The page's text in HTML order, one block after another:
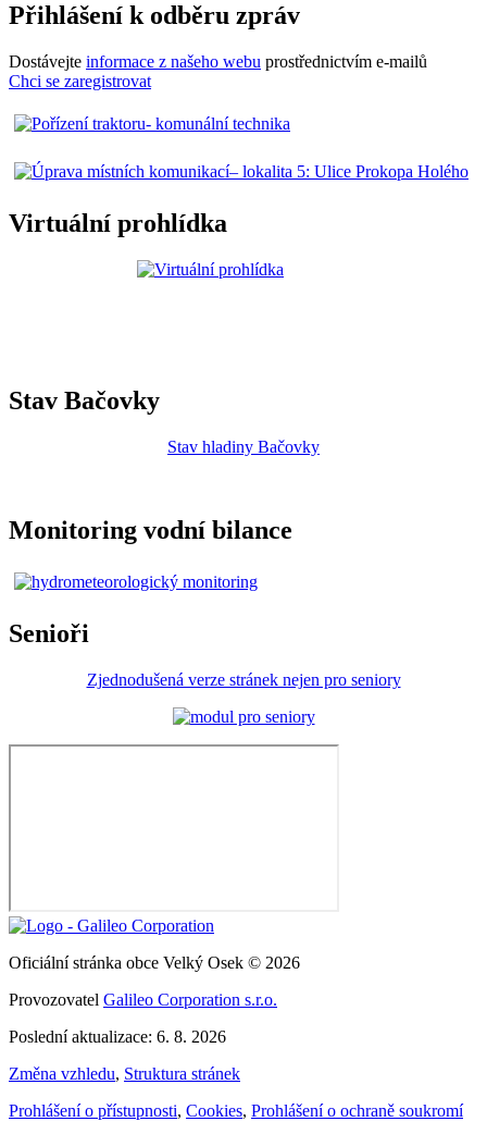
Přihlášení k odběru zpráv
Dostávejte informace z našeho webu prostřednictvím e-mailů
Chci se zaregistrovat
Virtuální prohlídka
Stav Bačovky
Stav hladiny Bačovky
Monitoring vodní bilance
Senioři
Zjednodušená verze stránek nejen pro seniory
Oficiální stránka obce Velký Osek © 2026
Provozovatel Galileo Corporation s.r.o.
Poslední aktualizace: 6. 8. 2026
Změna vzhledu, Struktura stránek
Prohlášení o přístupnosti, Cookies, Prohlášení o ochraně soukromí